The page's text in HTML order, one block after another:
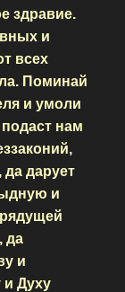
здравие.
и
всех
Поминай
и умоли
нам
дарует
и
да
и
и Духу